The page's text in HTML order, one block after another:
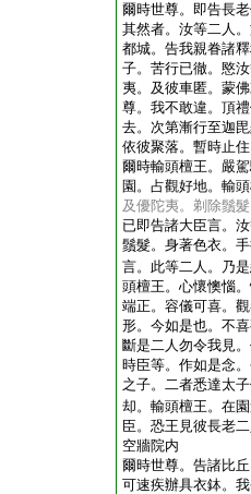
爾時世尊。即告長
其然者。汝等二人
都城。告我親眷諸
子。苦行已徹。愍
夷。及彼車匿。蒙
尊。我不敢違。頂
去。次第漸行至迦
依彼聚落。暫時止住
爾時輸頭檀王。嚴
園。占觀好地。輸
及優陀夷。剃除鬚
已即告諸大臣言。
鬚髮。身著色衣。
言。此等二人。乃
頭檀王。心懷懊惱
端正。容儀可喜。
形。今如是也。不
斷是二人勿令我見
時臣等。作如是念
之子。二者悉達太
却。輸頭檀王。在
臣。恐王見彼長老
空牆院内
爾時世尊。告諸比
可速疾辦具衣鉢。